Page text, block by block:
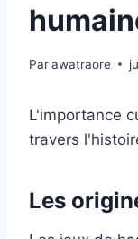
Parawatraore
L'importance
travers
Les